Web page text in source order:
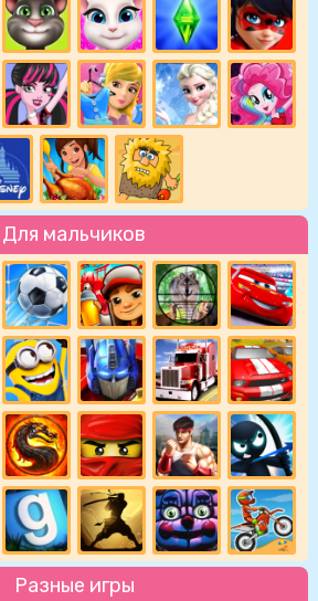
Для мальчиков
Разные игры